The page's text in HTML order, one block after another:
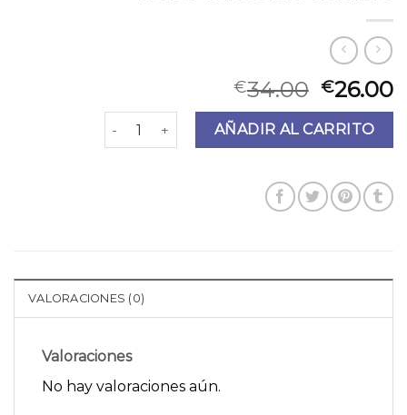
€34.00 €26.00
bolso bandolera hombre cantidad
AÑADIR AL CARRITO
VALORACIONES (0)
Valoraciones
No hay valoraciones aún.